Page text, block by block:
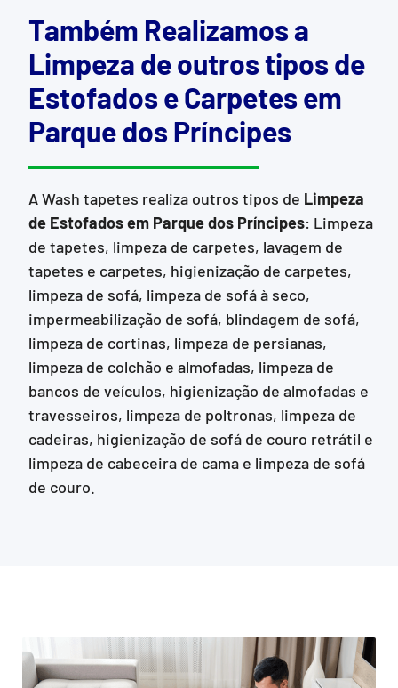
Também Realizamos a
Limpeza de outros tipos de
Estofados e Carpetes em
Parque dos Príncipes
A Wash tapetes realiza outros tipos de Limpeza
de Estofadosem Parque dos Príncipes: Limpeza
de tapetes, limpeza de carpetes, lavagem de
tapetes e carpetes, higienização de carpetes,
limpeza de sofá, limpeza de sofá à seco,
impermeabilização de sofá, blindagem de sofá,
limpeza de cortinas, limpeza de persianas,
limpeza de colchão e almofadas, limpeza de
bancos de veículos, higienização de almofadas e
travesseiros, limpeza de poltronas, limpeza de
cadeiras, higienização de sofá de couro retrátil e
limpeza de cabeceira de cama e limpeza de sofá
de couro.